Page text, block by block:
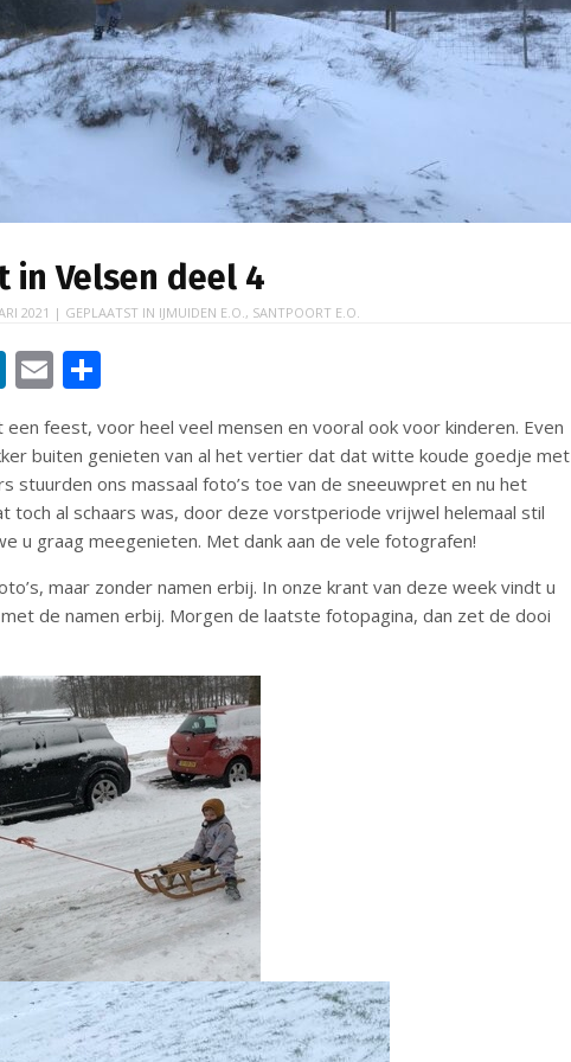
in Velsen deel 4
2021 | GEPLAATST IN IJMUIDEN E.O., SANTPOORT E.O.
Li
n
k
e
dI
n
E
m
ai
l
e
n
een feest, voor heel veel mensen en vooral ook voor kinderen. Even
buiten genieten van al het vertier dat dat witte koude goedje met
stuurden ons massaal foto’s toe van de sneeuwpret en nu het
toch al schaars was, door deze vorstperiode vrijwel helemaal stil
u graag meegenieten. Met dank aan de vele fotografen!
maar zonder namen erbij. In onze krant van deze week vindt u
de namen erbij. Morgen de laatste fotopagina, dan zet de dooi